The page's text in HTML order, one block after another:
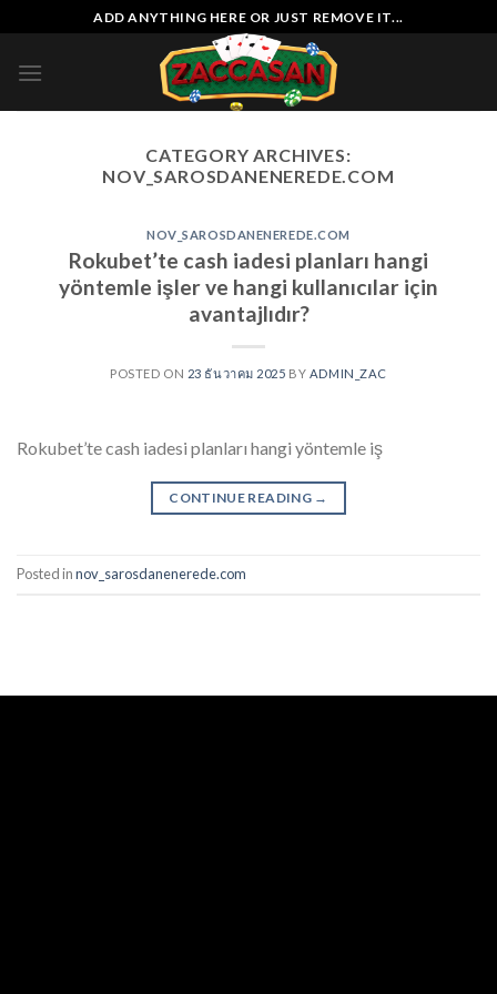
to
content
ADD ANYTHING HERE OR JUST REMOVE IT...
CATEGORY ARCHIVES:
NOV_SAROSDANENEREDE.COM
NOV_SAROSDANENEREDE.COM
Rokubet’te cash iadesi planları hangi
yöntemle işler ve hangi kullanıcılar için
avantajlıdır?
POSTED ON 23 ธันวาคม 2025 BY ADMIN_ZAC
Rokubet’te cash iadesi planları hangi yöntemle iş
CONTINUE READING →
Posted innov_sarosdanenerede.com